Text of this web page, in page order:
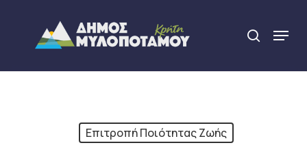
content
search
Menu
Επιτροπή Ποιότητας Ζωής
Close